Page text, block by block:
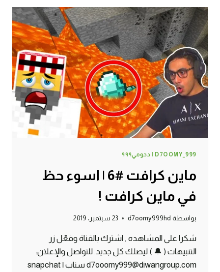
أغرب
بوابة
نذر
!
D7OOMY_999 | دحومي٩٩٩
ماين كرافت #6 | اسوء حظ
في ماين كرافت !
بواسطة d7oomy999hd 23 سبتمبر، 2019
شكرا على المشاهده , اشترك بالقناة وفعّل زر
التنبيهات ( 🔔 ) ليصلك كل جديد. للتواصل والإعلان:
d7ooomy999@diwangroup.com سناب | snapchat